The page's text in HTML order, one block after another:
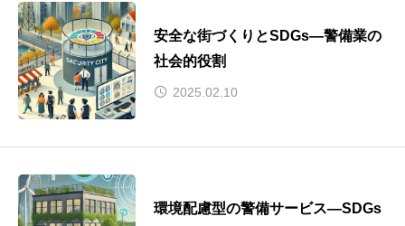
安全な街づくりとSDGs—警備業の
社会的役割
2025.02.10
環境配慮型の警備サービス—SDGs